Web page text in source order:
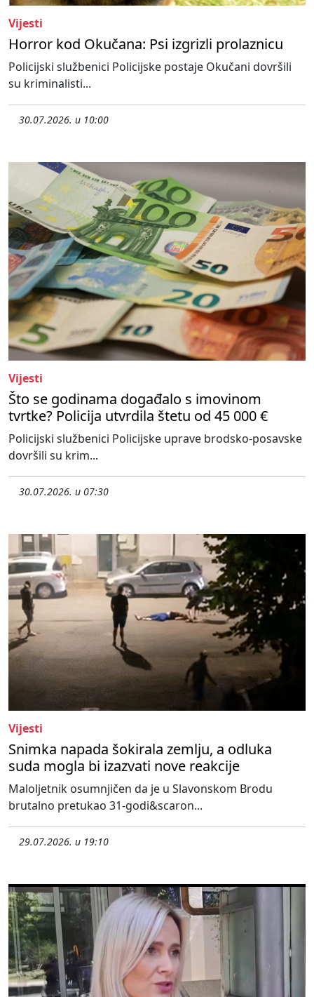
Vijesti
Horror kod Okučana: Psi izgrizli prolaznicu
Policijski službenici Policijske postaje Okučani dovršili
su kriminalisti...
30.07.2026. u 10:00
Vijesti
Što se godinama događalo s imovinom
tvrtke? Policija utvrdila štetu od 45 000 €
Policijski službenici Policijske uprave brodsko-posavske
dovršili su krim...
30.07.2026. u 07:30
Vijesti
Snimka napada šokirala zemlju, a odluka
suda mogla bi izazvati nove reakcije
Maloljetnik osumnjičen da je u Slavonskom Brodu
brutalno pretukao 31-godi&scaron...
29.07.2026. u 19:10